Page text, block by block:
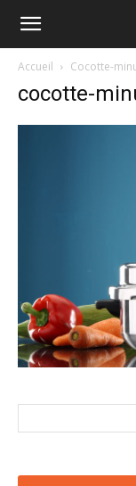
Accueil Cocotte-
cocotte-